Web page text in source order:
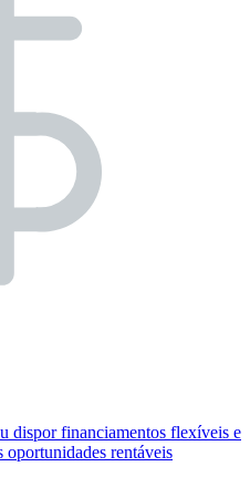
dispor financiamentos flexíveis e
rentáveis